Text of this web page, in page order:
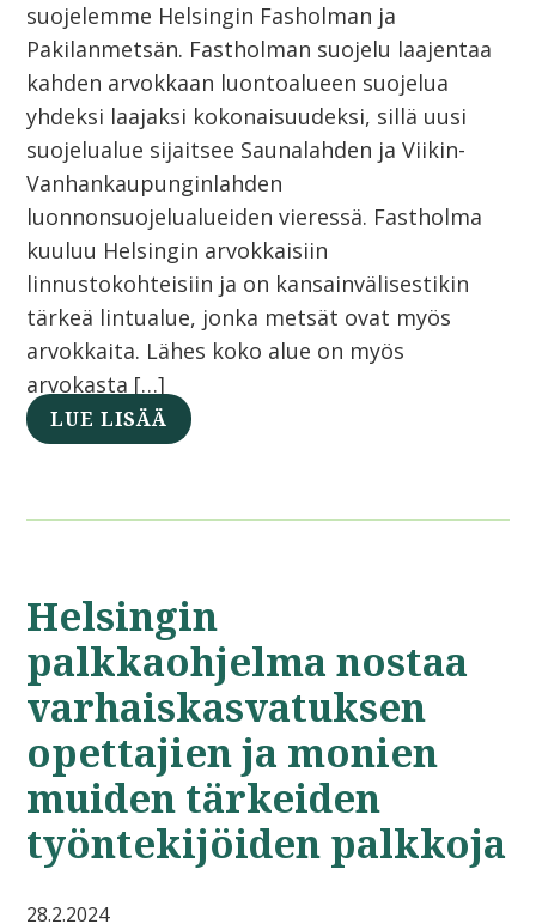
suojelemme Helsingin Fasholman ja
Pakilanmetsän. Fastholman suojelu laajentaa
kahden arvokkaan luontoalueen suojelua
yhdeksi laajaksi kokonaisuudeksi, sillä uusi
suojelualue sijaitsee Saunalahden ja Viikin-
Vanhankaupunginlahden
luonnonsuojelualueiden vieressä. Fastholma
kuuluu Helsingin arvokkaisiin
linnustokohteisiin ja on kansainvälisestikin
tärkeä lintualue, jonka metsät ovat myös
arvokkaita. Lähes koko alue on myös
arvokasta […]
LUE LISÄÄ
Helsingin
palkkaohjelma nostaa
varhaiskasvatuksen
opettajien ja monien
muiden tärkeiden
työntekijöiden palkkoja
28.2.2024